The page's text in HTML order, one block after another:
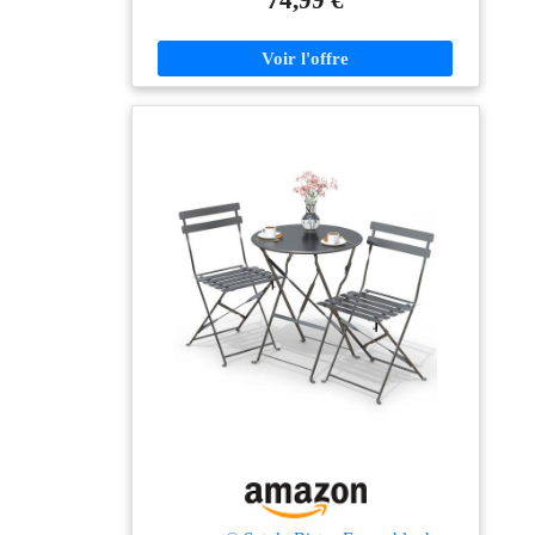
dossier offrent une expérience d'assise des plus
Ce produit est conçu pour résister à l'eau et aux rayons
UV, ce qui les rend moins susceptible à la décoloration
acier, garantissant une grande stabilité. La table peut
supporter jusqu'à 66 kg de poids, tandis que nos
chaises peuvent supporter jusqu'à 150 kg. Cet
ensemble est doté de pieds avec protection en plastique
pour éviter que les chaises ne glissent et ne rayent le
sol PLIABLE ET FACILE À RANGER : Notre
ensemble de table et chaises pliables en 3 pièces se
déploie et se replie facilement sans nécessiter d'étapes
supplémentaires. Il suffit de les replier à plat en
quelques secondes pour maximiser l'espace de
stockage lors du rangement. Les protections en
utilisation dans les restaurants, les cafés, les hôtels,
ainsi que sur votre terrasse ou balcon à la maison. Il
peut également contribuer à embellir votre espace, lui